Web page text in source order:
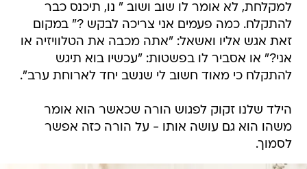
למקלחת, לא אומר לו שוב ושוב " נו, תיכנס כבר
להתקלח. כמה פעמים אני צריכה לבקש ?" במקום
זאת אגש אליו ואשאל: "אתה מכבה את הטלוויזיה או
אני?" או אסביר לו בפשטות: "עכשיו בוא תיגש
להתקלח כי מאוד חשוב לי שנשב יחד לארוחת ערב".
הילד שלנו זקוק לפגוש הורה שכאשר הוא אומר
משהו הוא גם עושה אותו - על הורה כזה אפשר
לסמוך.